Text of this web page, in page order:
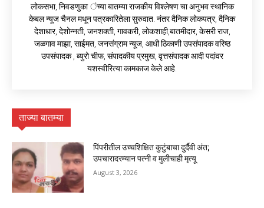
लोकसभा, निवडणुका ंच्या बातम्या राजकीय विश्लेषण चा अनुभव स्थानिक
केबल न्यूज चैनल मधून पत्रकारितेला सुरुवात. नंतर दैनिक लोकपत्र, दैनिक
देशाधार, देशोन्नती, जनशक्ती, गावकरी, लोकशाही,बातमीदार, केसरी राज,
जळगाव माझा, साईमत, जनसंग्राम न्यूज, आधी ठिकाणी उपसंपादक वरिष्ठ
उपसंपादक , ब्युरो चीफ, संपादकीय प्रमुख, वृत्तसंपादक आदी पदांवर
यशस्वीरित्या कामकाज केले आहे.
ताज्या बातम्या
पिंपरीतील उच्चशिक्षित कुटुंबाचा दुर्दैवी अंत;
उपचारादरम्यान पत्नी व मुलीचाही मृत्यू
August 3, 2026